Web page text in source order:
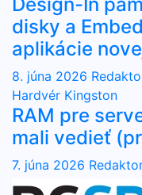
disky a
aplikácie
8. júna 2026
Hardvér Kingston
RAM pre
mali vedieť
7. júna 2026